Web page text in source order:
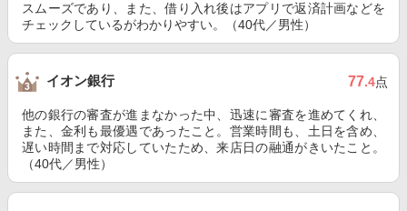
スムーズであり、また、借り入れ後はアプリで返済計画などを
チェックしているがわかりやすい。（40代／男性）
イオン銀行 77.4点
他の銀行の審査が進まなかった中、迅速に審査を進めてくれ、
また、金利も最優遇であったこと。営業時間も、土日を含め、
遅い時間まで対応していたため、来店日の融通がきいたこと。
（40代／男性）